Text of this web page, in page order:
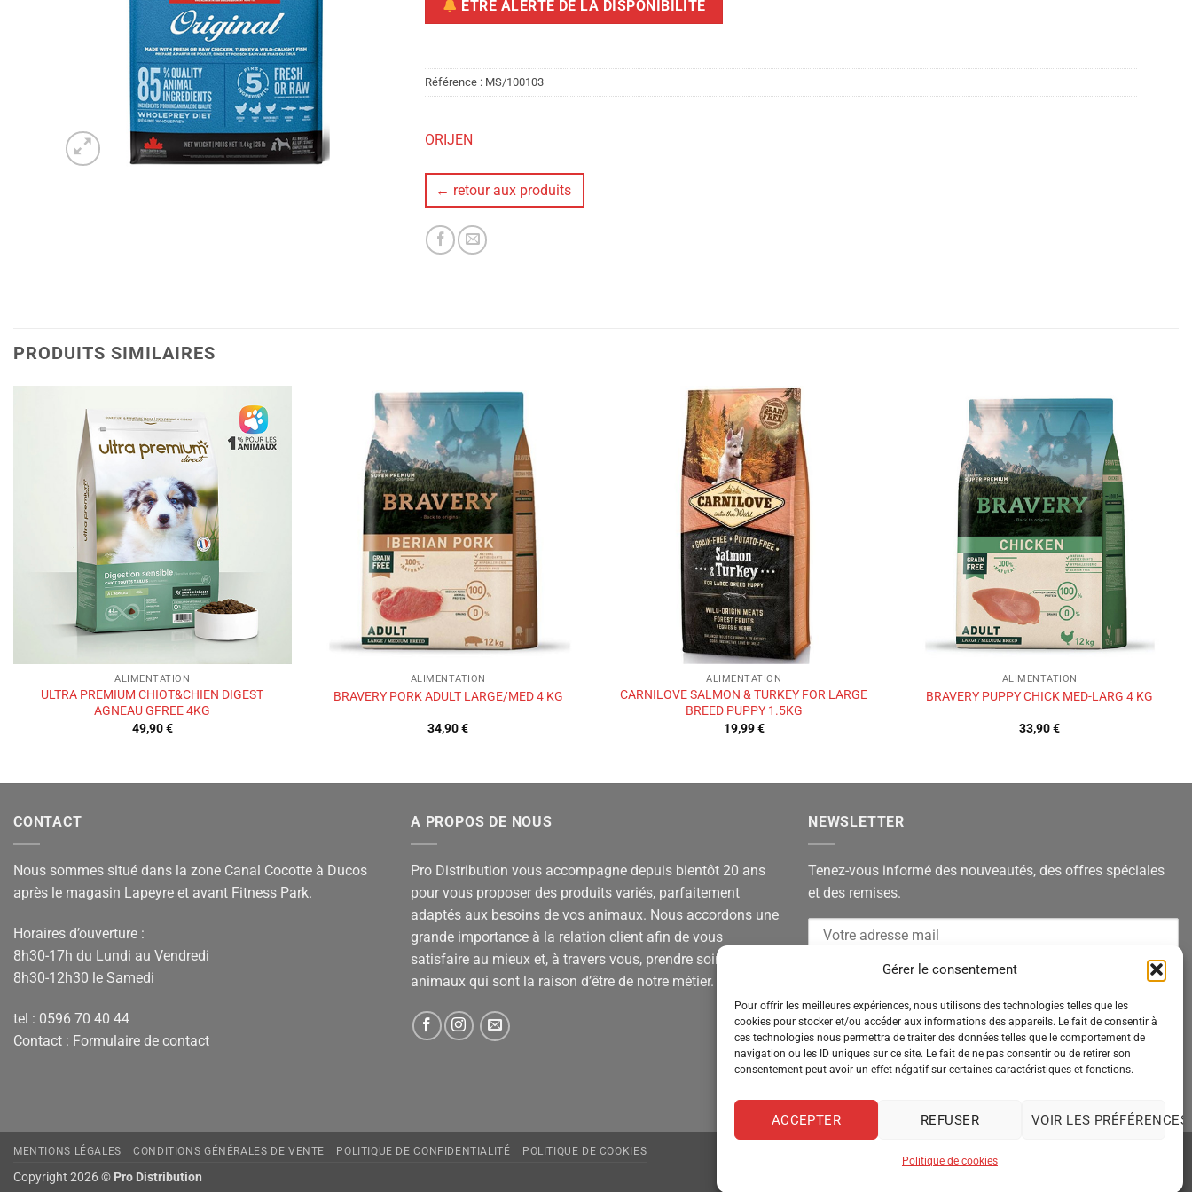
Gérer le consentement
Pour offrir les meilleures expériences, nous utilisons des technologies telles que les
cookies pour stocker et/ou accéder aux informations des appareils. Le fait de consentir à
ces technologies nous permettra de traiter des données telles que le comportement de
navigation ou les ID uniques sur ce site. Le fait de ne pas consentir ou de retirer son
consentement peut avoir un effet négatif sur certaines caractéristiques et fonctions.
ACCEPTER REFUSER VOIR LES PRÉFÉRENCES
Politique de cookies
ÊTRE ALERTÉ DE LA DISPONIBILITÉ
Référence : MS/100103
ORIJEN
← retour aux produits
PRODUITS SIMILAIRES
Ajouter
à la liste
ALIMENTATION
ULTRA PREMIUM CHIOT&CHIEN DIGEST
AGNEAU GFREE 4KG
49,90€
souhaits
ALIMENTATION
BRAVERY PORK ADULT LARGE/MED 4 KG
34,90€
ALIMENTATION
CARNILOVE SALMON & TURKEY FOR LARGE
BREED PUPPY 1.5KG
19,99€
ALIMENTATION
BRAVERY PUPPY CHICK MED-LARG 4 KG
33,90€
CONTACT
Nous sommes situé dans la zone Canal Cocotte à Ducos
après le magasin Lapeyre et avant Fitness Park.
Horaires d’ouverture :
8h30-17h du Lundi au Vendredi
8h30-12h30 le Samedi
tel : 0596 70 40 44
Contact : Formulaire de contact
A PROPOS DE NOUS
Pro Distribution vous accompagne depuis bientôt 20 ans
pour vous proposer des produits variés, parfaitement
adaptés aux besoins de vos animaux. Nous accordons une
grande importance à la relation client afin de vous
satisfaire au mieux et, à travers vous, prendre soin de vos
animaux qui sont la raison d’être de notre métier.
NEWSLETTER
Tenez-vous informé des nouveautés, des offres spéciales
et des remises.
MENTIONS LÉGALES CONDITIONS GÉNÉRALES DE VENTE POLITIQUE DE CONFIDENTIALITÉ POLITIQUE DE COOKIES
Copyright 2026 © Pro Distribution